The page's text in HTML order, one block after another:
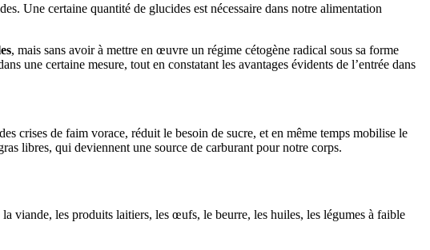
Une certaine quantité de glucides est nécessaire dans notre alimentation
, mais sans avoir à mettre en œuvre un régime cétogène radical sous sa forme
une certaine mesure, tout en constatant les avantages évidents de l’entrée dans
crises de faim vorace, réduit le besoin de sucre, et en même temps mobilise le
libres, qui deviennent une source de carburant pour notre corps.
viande, les produits laitiers, les œufs, le beurre, les huiles, les légumes à faible